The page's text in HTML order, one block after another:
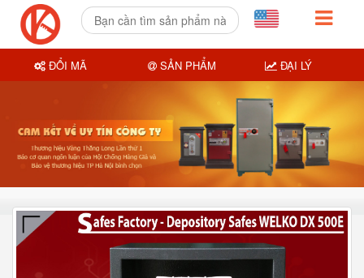
ĐỔI MÃ SẢN PHẨM ĐẠI LÝ